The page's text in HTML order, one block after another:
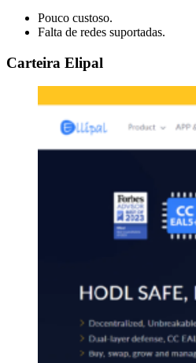
Pouco custoso.
Falta de redes suportadas.
Carteira Elipal